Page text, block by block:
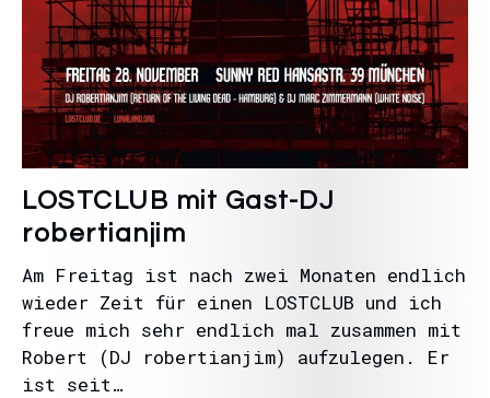
LOSTCLUB mit Gast-DJ
robertianjim
Am Freitag ist nach zwei Monaten endlich
wieder Zeit für einen LOSTCLUB und ich
freue mich sehr endlich mal zusammen mit
Robert (DJ robertianjim) aufzulegen. Er
ist seit…